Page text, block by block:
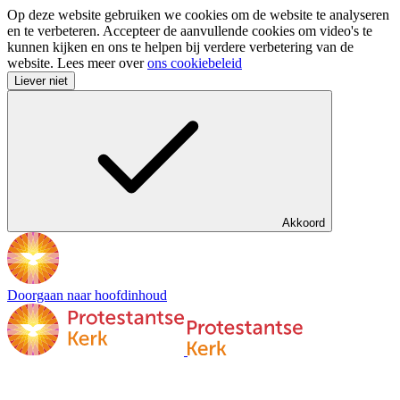
Op deze website gebruiken we cookies om de website te analyseren
en te verbeteren. Accepteer de aanvullende cookies om video's te
kunnen kijken en ons te helpen bij verdere verbetering van de
website. Lees meer overons cookiebeleid
Liever niet
Akkoord
Doorgaan naar hoofdinhoud